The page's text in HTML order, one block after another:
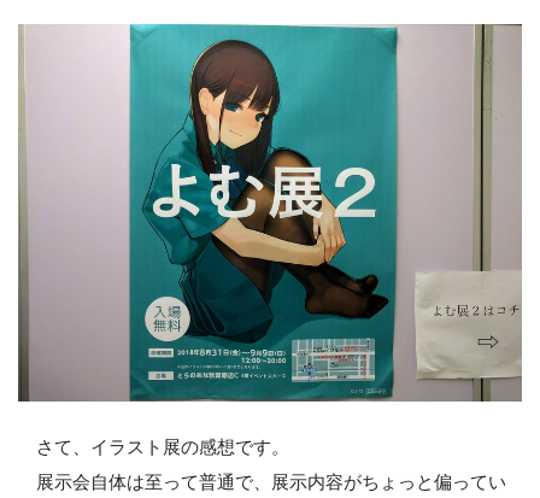
とらのあな公式サイト
また、よむ先生のコメントも掲載されていました。
東京・大阪・名古屋・台北など、何度も開催させてい
ただいているので今更「2」と言われてもピンと来ない
かもしれませんが、展示イラストがごっそり変わりま
新作ばかりなのでイラスト展第一弾の時よりもパワー
アップしています（と信じたい）。
変わらないのはテーマが「タイツ」ということだけで
す。
さて、イラスト展の感想です。
展示会自体は至って普通で、展示内容がちょっと偏ってい